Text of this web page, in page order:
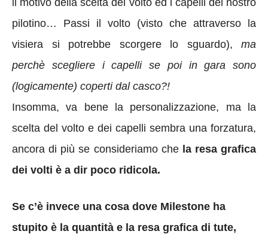
pilotino… Passi il volto (visto che attraverso la
visiera si potrebbe scorgere lo sguardo), ma
perchè scegliere i capelli se poi in gara sono
(logicamente) coperti dal casco?!
Insomma, va bene la personalizzazione, ma la
scelta del volto e dei capelli sembra una forzatura,
ancora di più se consideriamo che la resa grafica
dei volti è a dir poco ridicola.
Se c’è invece una cosa dove Milestone ha
stupito è la quantità e la resa grafica di tute,